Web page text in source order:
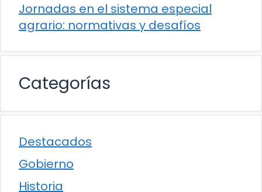
Jornadas en el sistema especial
agrario: normativas y desafíos
Categorías
Destacados
Gobierno
Historia